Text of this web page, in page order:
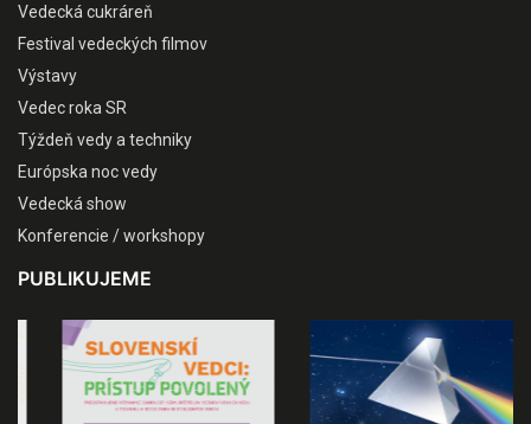
Vedecká cukráreň
Festival vedeckých filmov
Výstavy
Vedec roka SR
Týždeň vedy a techniky
Európska noc vedy
Vedecká show
Konferencie / workshopy
PUBLIKUJEME